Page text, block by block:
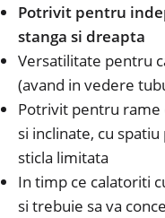
Potrivit pentru
stanga si dreapta
Versatilitate pentru
(avand in vedere
Potrivit pentru rame
si inclinate, cu
sticla limitata
In timp ce calatoriti
si trebuie sa va